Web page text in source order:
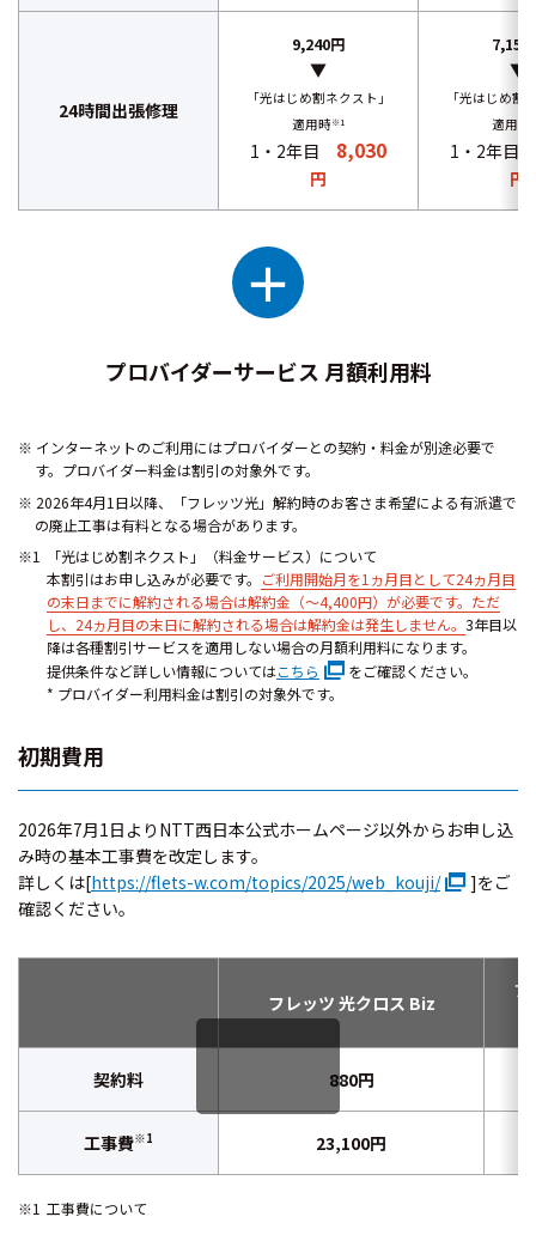
24時間出張修理
9,240円
▼
「光はじめ割ネクスト」
適用時※1
1・2年目 8,030
円
7,150
▼
「光はじめ割
適用時
1・2年目
円
＋
プロバイダーサービス 月額利用料
インターネットのご利用にはプロバイダーとの契約・料金が別途必要で
す。プロバイダー料金は割引の対象外です。
2026年4月1日以降、「フレッツ光」解約時のお客さま希望による有派遣で
の廃止工事は有料となる場合があります。
「光はじめ割ネクスト」（料金サービス）について
本割引はお申し込みが必要です。 ご利用開始月を1ヵ月目として24ヵ月目
の末日までに解約される場合は解約金（～4,400円）が必要です。ただ
し、24ヵ月目の末日に解約される場合は解約金は発生しません。 3年目以
降は各種割引サービスを適用しない場合の月額利用料になります。
提供条件など詳しい情報についてはこちら
をご確認ください。
* プロバイダー利用料金は割引の対象外です。
初期費用
2026年7月1日よりNTT西日本公式ホームページ以外からお申し込
み時の基本工事費を改定します。
詳しくは[https://flets-w.com/topics/2025/web_kouji/
]をご
確認ください。
フレッツ 光クロス Biz
フ
契約料 880円
工事費※1 23,100円
工事費について